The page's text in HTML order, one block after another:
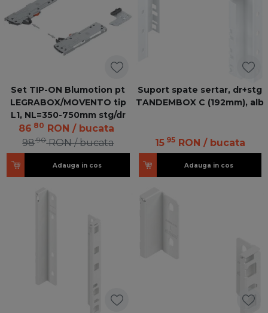
Set TIP-ON Blumotion pt
LEGRABOX/MOVENTO tip
L1, NL=350-750mm stg/dr
86 80 RON / bucata
9890 RON / bucata
Adauga in cos
Suport spate sertar, dr+stg
TANDEMBOX C (192mm), alb
15 95 RON / bucata
Adauga in cos